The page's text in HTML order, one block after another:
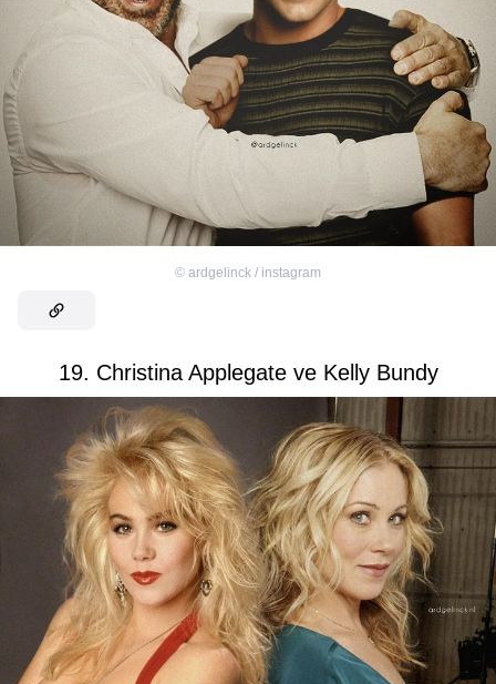
© ardgelinck / instagram
19. Christina Applegate ve Kelly Bundy